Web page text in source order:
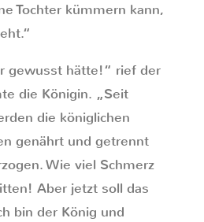
Tochter kümmern kann,
gewusst hätte!“ rief der
die Königin. „Seit
die königlichen
genährt und getrennt
Wie viel Schmerz
Aber jetzt soll das
bin der König und